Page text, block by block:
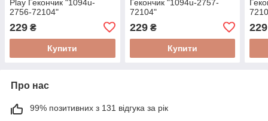
Play Гекончик "1094u-
2756-72104"
229 ₴
Купити
Гекончик "1094u-2757-
72104"
229₴
Купити
229
Про нас
99% позитивних з 131 відгука за рік